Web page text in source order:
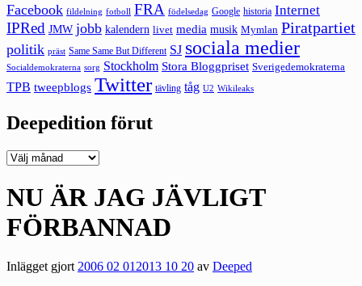
Facebook fildelning fotboll FRA födelsedag Google historia Internet
IPRed JMW jobb kalendern livet media musik Mymlan Piratpartiet
politik präst Same Same But Different SJ sociala medier
Socialdemokraterna sorg Stockholm Stora Bloggpriset Sverigedemokraterna
TPB tweepblogs Twitter tävling tåg U2 Wikileaks
Deepedition förut
Deepedition
NU ÄR JAG JÄVLIGT
FÖRBANNAD
Inlägget gjort2006 02 012013 10 20 av Deeped